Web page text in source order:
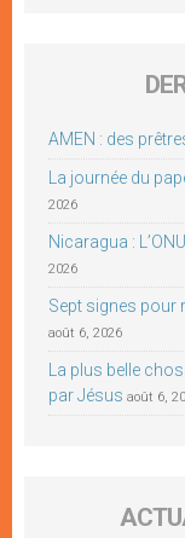
AMEN : des
La journée du
2026
Nicaragua :
2026
Sept signes pour
août 6, 2026
La plus belle
par Jésus août 6,